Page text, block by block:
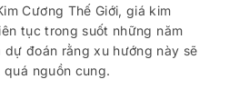
Cương Thế Giới, giá kim
tục trong suốt những năm
đoán rằng xu hướng này sẽ
nguồn cung.